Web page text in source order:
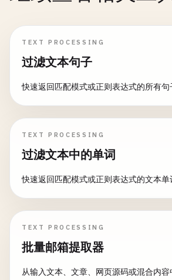
TEXT PROCESSING
过滤文本句子
快速返回匹配模式或正则表达式的所有句
TEXT PROCESSING
过滤文本中的单词
快速返回匹配模式或正则表达式的文本单
TEXT PROCESSING
批量邮箱提取器
从输入文本、文章、网页源码或混合内